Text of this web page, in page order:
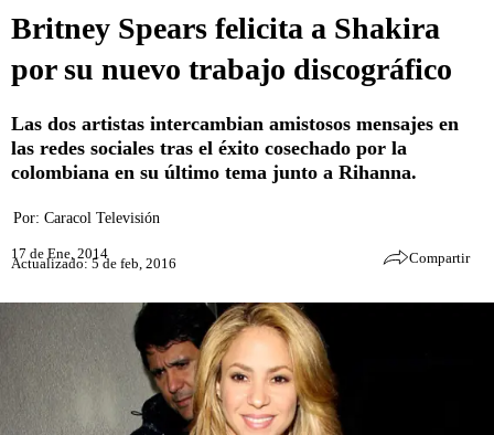
Britney Spears felicita a Shakira
por su nuevo trabajo discográfico
Las dos artistas intercambian amistosos mensajes en
las redes sociales tras el éxito cosechado por la
colombiana en su último tema junto a Rihanna.
Por: Caracol Televisión
17 de Ene, 2014
Actualizado: 5 de feb, 2016 Compartir